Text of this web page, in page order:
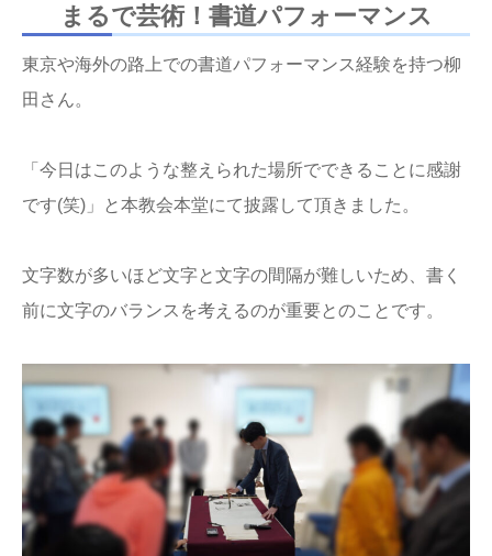
まるで芸術！書道パフォーマンス
東京や海外の路上での書道パフォーマンス経験を持つ柳
田さん。
「今日はこのような整えられた場所でできることに感謝
です(笑)」と本教会本堂にて披露して頂きました。
文字数が多いほど文字と文字の間隔が難しいため、書く
前に文字のバランスを考えるのが重要とのことです。